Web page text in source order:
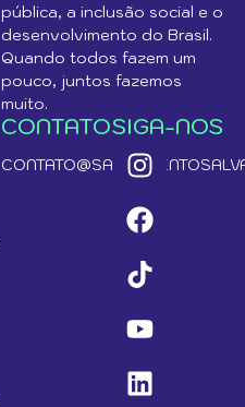
pública, a inclusão social e o
desenvolvimento do Brasil.
Quando todos fazem um
pouco, juntos fazemos
muito.
CONTATOSIGA-NOS